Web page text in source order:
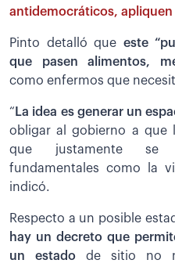
antidemocráticos, apliquen
Pinto detalló que este
que pasen alimentos,
como enfermos que
“ La idea es generar un
obligar al gobierno a que
que justamente se
fundamentales como la
indicó.
Respecto a un posible
hay un decreto que
un estado de sitio no